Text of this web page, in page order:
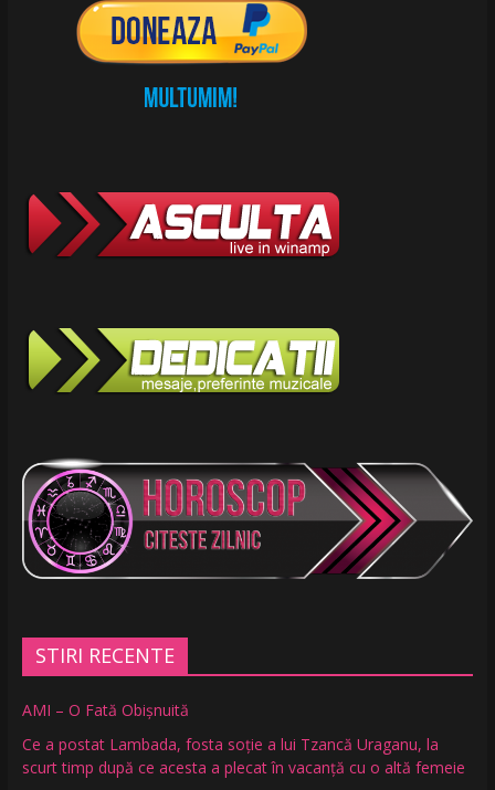
STIRI RECENTE
AMI – O Fată Obişnuită
Ce a postat Lambada, fosta soție a lui Tzancă Uraganu, la
scurt timp după ce acesta a plecat în vacanță cu o altă femeie